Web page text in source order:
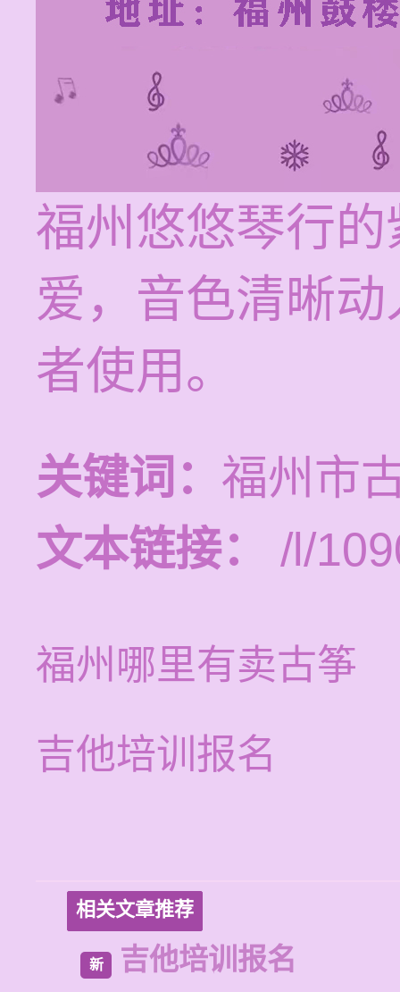
福州悠悠琴行
爱，音色清晰
者使用。
关键词： 福州市
文本链接：
/l/
福州哪里有卖古筝
吉他培训报名
相关文章推荐
新 吉他培训报名